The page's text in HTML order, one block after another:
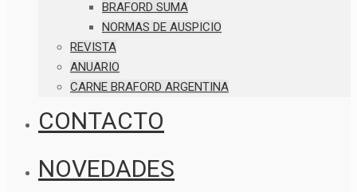
BRAFORD SUMA
NORMAS DE AUSPICIO
REVISTA
ANUARIO
CARNE BRAFORD ARGENTINA
CONTACTO
NOVEDADES